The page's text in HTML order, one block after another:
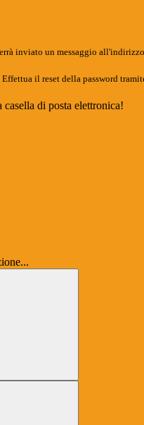
inviato un messaggio
il reset della password
di posta elettronica!